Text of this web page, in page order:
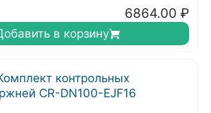
6864.00 ₽
в корзину